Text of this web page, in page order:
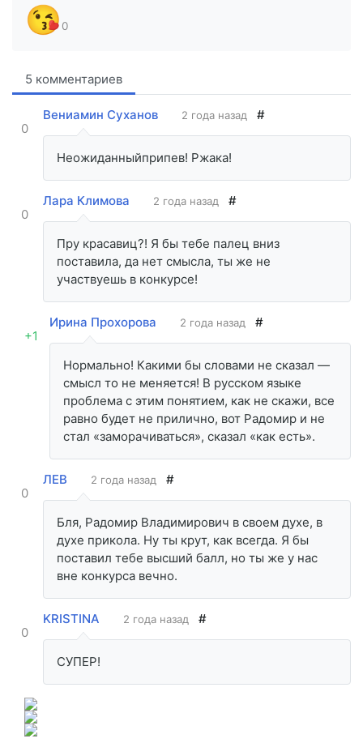
😘 0
5 комментариев
0
Вениамин Суханов 2 года назад #
Неожиданныйприпев! Ржака!
0
Лара Климова 2 года назад #
Пру красавиц?! Я бы тебе палец вниз
поставила, да нет смысла, ты же не
участвуешь в конкурсе!
+1
Ирина Прохорова 2 года назад #
Нормально! Какими бы словами не сказал —
смысл то не меняется! В русском языке
проблема с этим понятием, как не скажи, все
равно будет не прилично, вот Радомир и не
стал «заморачиваться», сказал «как есть».
0
ЛЕВ 2 года назад #
Бля, Радомир Владимирович в своем духе, в
духе прикола. Ну ты крут, как всегда. Я бы
поставил тебе высший балл, но ты же у нас
вне конкурса вечно.
0
KRISTINA 2 года назад #
СУПЕР!